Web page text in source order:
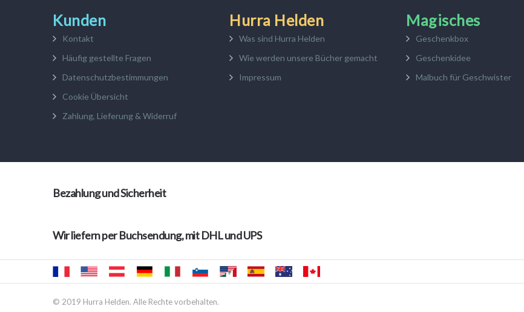
Kunden
Kontakt
Häufig gestellte Fragen
Datenschutzbestimmungen
Cookie Übersicht
Zahlung, Lieferung & Widerruf
Hurra Helden
Was sind Hurra Helden
Wie werden unsere Bücher gemacht
Impressum
Magisches
Geschenkbox
Geschenkidee
Malbuch für Geschwister
Bezahlung und Sicherheit
Wir liefern per Buchsendung, mit DHL und UPS
© 2019 Hurra Helden. Alle Rechte vorbehalten.